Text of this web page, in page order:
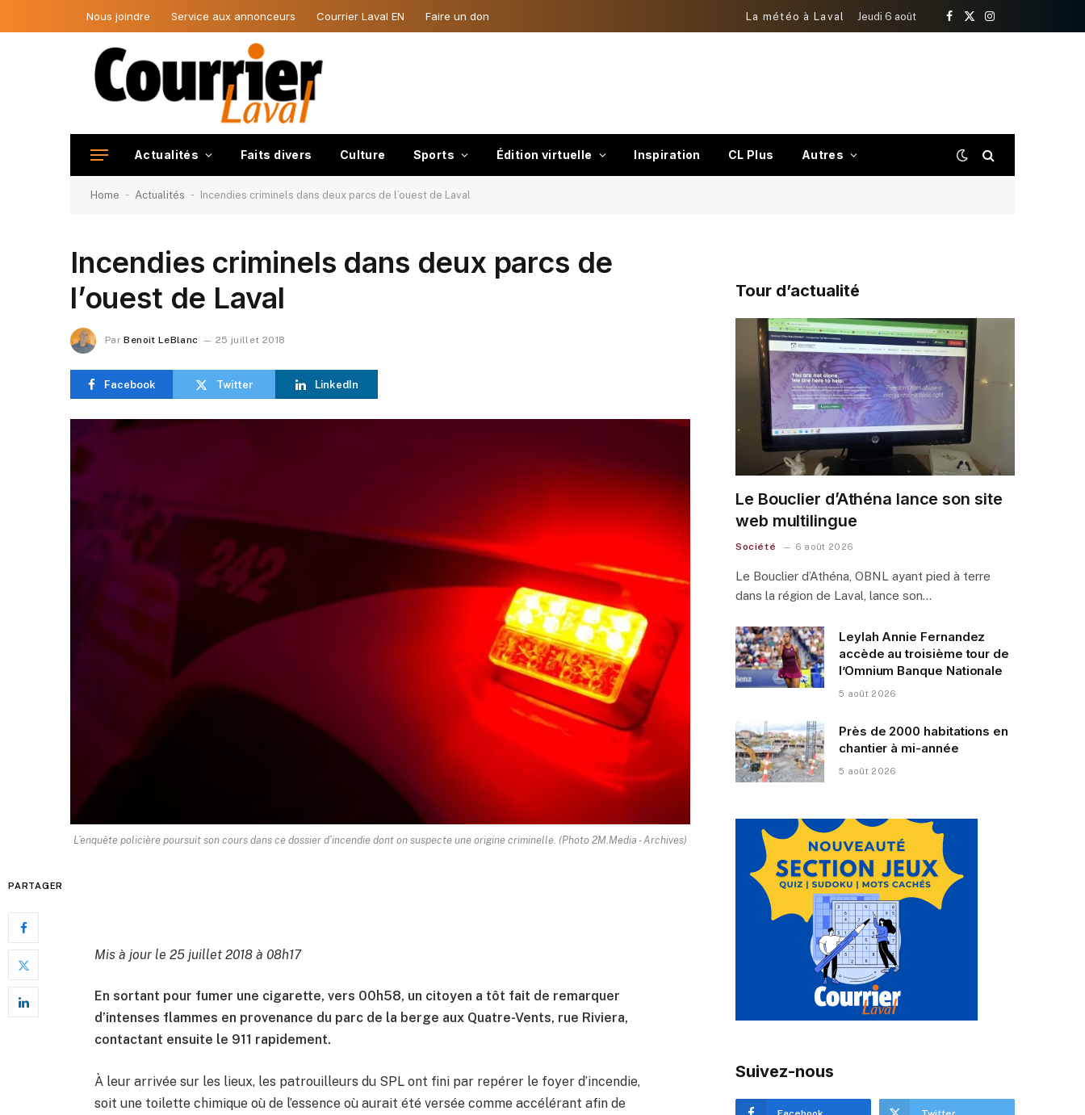
Nous joindre Service aux annonceurs Courrier Laval EN Faire un don La météo à Laval Jeudi 6 août
Facebook
X
Instagram
Actualités Faits divers Culture Sports Édition virtuelle Inspiration CL Plus Autres
Home - Actualités - Incendies criminels dans deux parcs de l’ouest de Laval
Incendies criminels dans deux parcs de
l’ouest de Laval
Par Benoit LeBlanc 25 juillet 2018
Facebook Twitter LinkedIn
L’enquête policière poursuit son cours dans ce dossier d’incendie dont on suspecte une origine criminelle. (Photo 2M.Media - Archives)
PARTAGER
Mis à jour le 25 juillet 2018 à 08h17
En sortant pour fumer une cigarette, vers 00h58, un citoyen a tôt fait de remarquer
d’intenses flammes en provenance du parc de la berge aux Quatre-Vents, rue Riviera,
contactant ensuite le 911 rapidement.
À leur arrivée sur les lieux, les patrouilleurs du SPL ont fini par repérer le foyer d’incendie,
soit une toilette chimique où de l’essence où aurait été versée comme accélérant afin de
Tour d’actualité
Le Bouclier d’Athéna lance son site
web multilingue
Société 6 août 2026
Le Bouclier d’Athéna, OBNL ayant pied à terre
dans la région de Laval, lance son…
Leylah Annie Fernandez
accède au troisième tour de
l’Omnium Banque Nationale
5 août 2026
Près de 2000 habitations en
chantier à mi-année
5 août 2026
Suivez-nous